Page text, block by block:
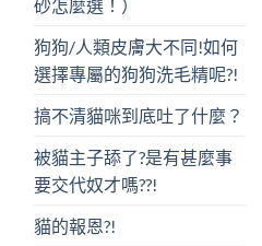
砂怎麼選！）
狗狗/人類皮膚大不同!如何
選擇專屬的狗狗洗毛精呢?!
搞不清貓咪到底吐了什麼？
被貓主子舔了?是有甚麼事
要交代奴才嗎??!
貓的報恩?!